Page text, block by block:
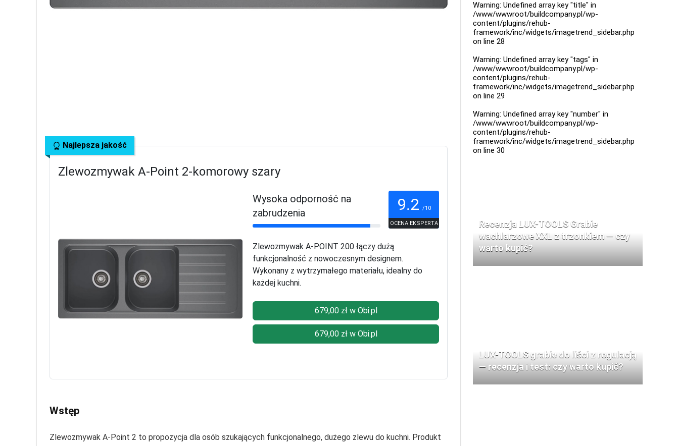
Najlepsza jakość
Zlewozmywak A-Point 2-komorowy szary
Wysoka odporność na
zabrudzenia
9.2 /10
OCENA EKSPERTA
Zlewozmywak A-POINT 200 łączy dużą
funkcjonalność z nowoczesnym designem.
Wykonany z wytrzymałego materiału, idealny do
każdej kuchni.
679,00 zł w Obi.pl
679,00 zł w Obi.pl
Wstęp
Zlewozmywak A-Point 2 to propozycja dla osób szukających funkcjonalnego, dużego zlewu do kuchni. Produkt
Warning: Undefined array key "title" in
/www/wwwroot/buildcompany.pl/wp-
content/plugins/rehub-
framework/inc/widgets/imagetrend_sidebar.php
on line 28
Warning: Undefined array key "tags" in
/www/wwwroot/buildcompany.pl/wp-
content/plugins/rehub-
framework/inc/widgets/imagetrend_sidebar.php
on line 29
Warning: Undefined array key "number" in
/www/wwwroot/buildcompany.pl/wp-
content/plugins/rehub-
framework/inc/widgets/imagetrend_sidebar.php
on line 30
Recenzja LUX-TOOLS Grabie
wachlarzowe XXL z trzonkiem — czy
warto kupić?
LUX-TOOLS grabie do liści z regulacją
— recenzja i test: czy warto kupić?